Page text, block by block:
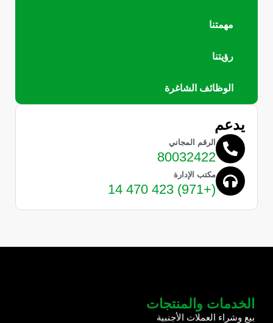
مهمتنا
رؤيتنا
الوظائف الشاغرة
يدعم
الرقم المجاني
80032422
مكتب الإدارة
(+971) 423 470 14
الخدمات والمنتجات
بيع وشراء العملات الأجنبية